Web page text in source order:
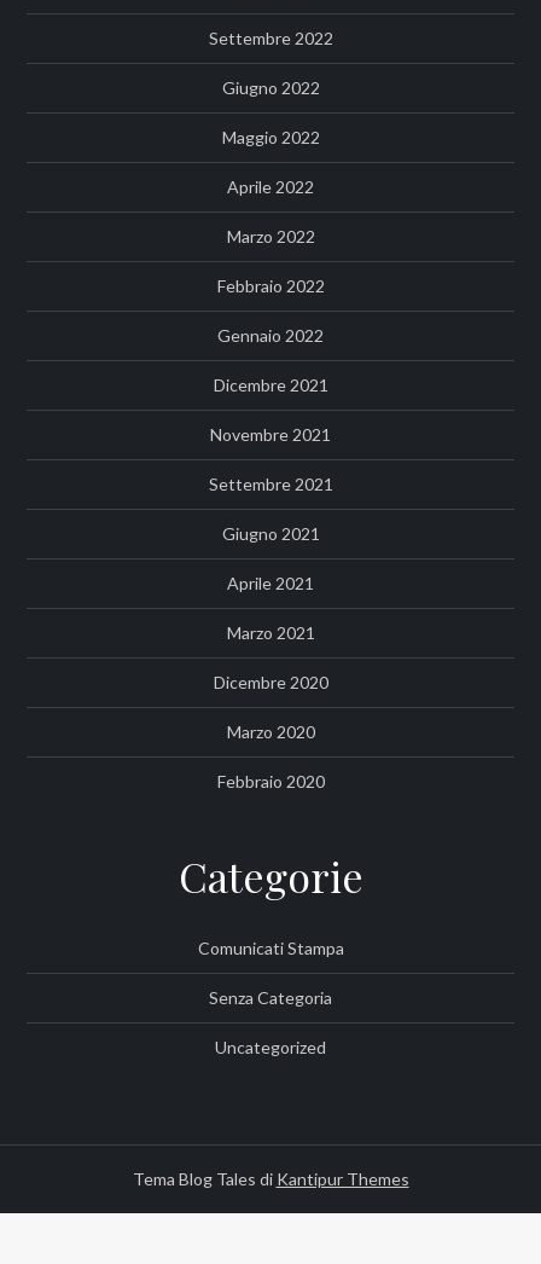
Settembre 2022
Giugno 2022
Maggio 2022
Aprile 2022
Marzo 2022
Febbraio 2022
Gennaio 2022
Dicembre 2021
Novembre 2021
Settembre 2021
Giugno 2021
Aprile 2021
Marzo 2021
Dicembre 2020
Marzo 2020
Febbraio 2020
Categorie
Comunicati Stampa
Senza Categoria
Uncategorized
Tema Blog Tales di Kantipur Themes